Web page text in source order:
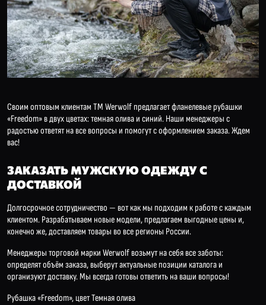
Своим оптовым клиентам ТМ Werwolf предлагает фланелевые рубашки
«Freedom» в двух цветах: темная олива и синий. Наши менеджеры с
радостью ответят на все вопросы и помогут с оформлением заказа. Ждем
вас!
ЗАКАЗАТЬ МУЖСКУЮ ОДЕЖДУ С
ДОСТАВКОЙ
Долгосрочное сотрудничество — вот как мы подходим к работе с каждым
клиентом. Разрабатываем новые модели, предлагаем выгодные цены и,
конечно же, доставляем товары во все регионы России.
Менеджеры торговой марки Werwolf возьмут на себя все заботы:
определят объём заказа, выберут актуальные позиции каталога и
организуют доставку. Мы всегда готовы ответить на ваши вопросы!
Рубашка «Freedom», цвет Темная олива